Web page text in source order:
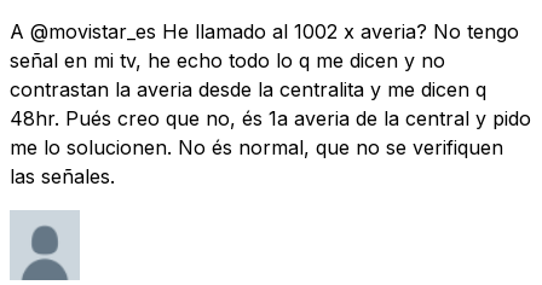
A @movistar_es He llamado al 1002 x averia? No tengo
señal en mi tv, he echo todo lo q me dicen y no
contrastan la averia desde la centralita y me dicen q
48hr. Pués creo que no, és 1a averia de la central y pido
me lo solucionen. No és normal, que no se verifiquen
las señales.